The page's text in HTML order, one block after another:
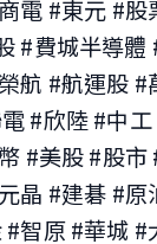
電 #東元 #
#費城半導體
航 #航運股
#欣陸 #中
#美股 #股市
晶 #建碁 #原
智原 #華城